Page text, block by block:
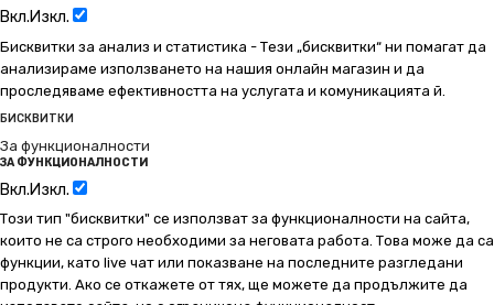
Вкл.Изкл.
Бисквитки за анализ и статистика - Тези „бисквитки“ ни помагат да
анализираме използването на нашия онлайн магазин и да
проследяваме ефективността на услугата и комуникацията й.
БИСКВИТКИ
За функционалности
ЗА ФУНКЦИОНАЛНОСТИ
Вкл.Изкл.
Този тип "бисквитки" се използват за функционалности на сайта,
които не са строго необходими за неговата работа. Това може да са
функции, като live чат или показване на последните разгледани
продукти. Ако се откажете от тях, ще можете да продължите да